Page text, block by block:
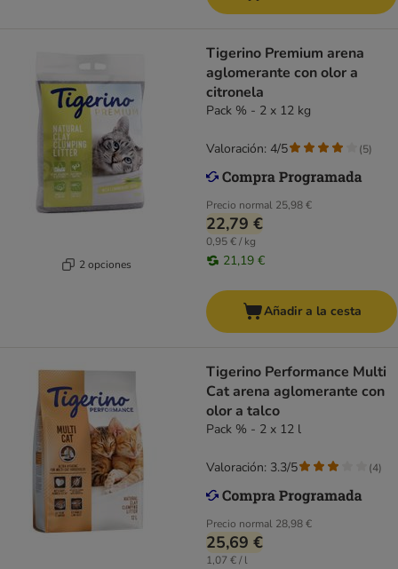
2 opciones
Tigerino Premium arena
aglomerante con olor a
citronela
Pack % - 2 x 12 kg
Precio normal 25,98 €
22,79 €
0,95 € / kg
21,19 €
Valoración: 4/5 (5)
Añadir a la cesta
Tigerino Performance Multi
Cat arena aglomerante con
olor a talco
Pack % - 2 x 12 l
Precio normal 28,98 €
25,69 €
1,07 € / l
Valoración: 3.3/5 (4)